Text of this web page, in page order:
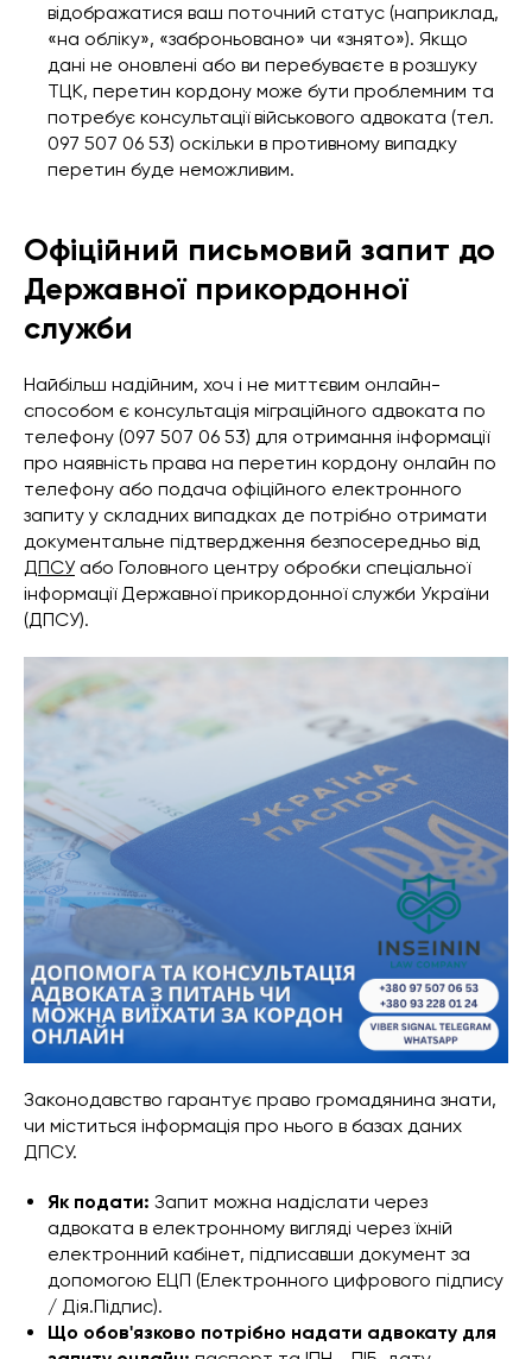
відображатися ваш поточний статус (наприклад,
«на обліку», «заброньовано» чи «знято»). Якщо
дані не оновлені або ви перебуваєте в розшуку
ТЦК, перетин кордону може бути проблемним та
потребує консультації військового адвоката (тел.
097 507 06 53) оскільки в противному випадку
перетин буде неможливим.
Офіційний письмовий запит до
Державної прикордонної
служби
Найбільш надійним, хоч і не миттєвим онлайн-
способом є консультація міграційного адвоката по
телефону (097 507 06 53) для отримання інформації
про наявність права на перетин кордону онлайн по
телефону або подача офіційного електронного
запиту у складних випадках де потрібно отримати
документальне підтвердження безпосередньо від
ДПСУабо Головного центру обробки спеціальної
інформації Державної прикордонної служби України
(ДПСУ).
Законодавство гарантує право громадянина знати,
чи міститься інформація про нього в базах даних
ДПСУ.
Як подати: Запит можна надіслати через
адвоката в електронному вигляді через їхній
електронний кабінет, підписавши документ за
допомогою ЕЦП (Електронного цифрового підпису
/ Дія.Підпис).
Що обов'язково потрібно надати адвокату для